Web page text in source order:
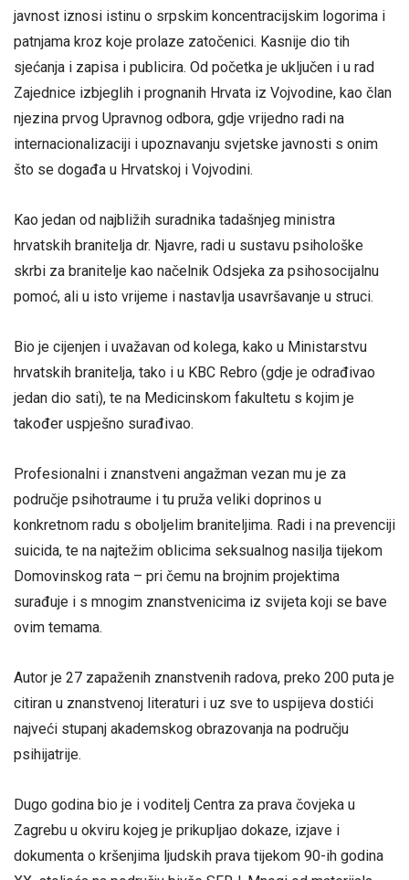
javnost iznosi istinu o srpskim koncentracijskim logorima i
patnjama kroz koje prolaze zatočenici. Kasnije dio tih
sjećanja i zapisa i publicira. Od početka je uključen i u rad
Zajednice izbjeglih i prognanih Hrvata iz Vojvodine, kao član
njezina prvog Upravnog odbora, gdje vrijedno radi na
internacionalizaciji i upoznavanju svjetske javnosti s onim
što se događa u Hrvatskoj i Vojvodini.
Kao jedan od najbližih suradnika tadašnjeg ministra
hrvatskih branitelja dr. Njavre, radi u sustavu psihološke
skrbi za branitelje kao načelnik Odsjeka za psihosocijalnu
pomoć, ali u isto vrijeme i nastavlja usavršavanje u struci.
Bio je cijenjen i uvažavan od kolega, kako u Ministarstvu
hrvatskih branitelja, tako i u KBC Rebro (gdje je odrađivao
jedan dio sati), te na Medicinskom fakultetu s kojim je
također uspješno surađivao.
Profesionalni i znanstveni angažman vezan mu je za
područje psihotraume i tu pruža veliki doprinos u
konkretnom radu s oboljelim braniteljima. Radi i na prevenciji
suicida, te na najtežim oblicima seksualnog nasilja tijekom
Domovinskog rata – pri čemu na brojnim projektima
surađuje i s mnogim znanstvenicima iz svijeta koji se bave
ovim temama.
Autor je 27 zapaženih znanstvenih radova, preko 200 puta je
citiran u znanstvenoj literaturi i uz sve to uspijeva dostići
najveći stupanj akademskog obrazovanja na području
psihijatrije.
Dugo godina bio je i voditelj Centra za prava čovjeka u
Zagrebu u okviru kojeg je prikupljao dokaze, izjave i
dokumenta o kršenjima ljudskih prava tijekom 90-ih godina